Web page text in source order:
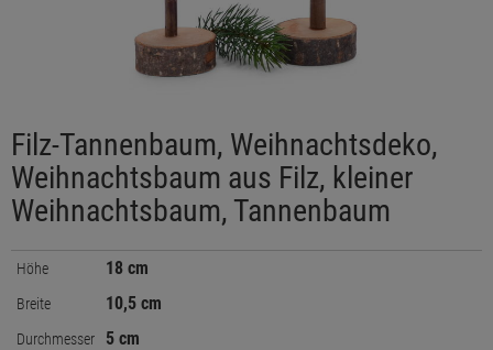
Filz-Tannenbaum, Weihnachtsdeko,
Weihnachtsbaum aus Filz, kleiner
Weihnachtsbaum, Tannenbaum
Höhe 18 cm
Breite 10,5 cm
Durchmesser 5 cm